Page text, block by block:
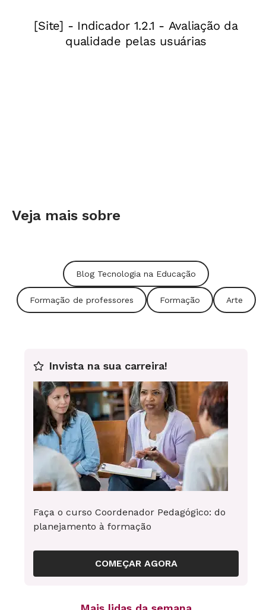
Mas tente não se empolgar com tantas opções e
acabar exagerando na dose…
Veja mais sobre
Blog Tecnologia na Educação
Formação de professores Formação Arte
Invista na sua carreira!
Faça o curso Coordenador Pedagógico: do
planejamento à formação
COMEÇAR AGORA